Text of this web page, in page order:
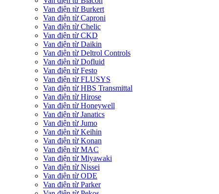
Van điện từ Burkert
Van điện từ Caproni
Van điện từ Chelic
Van điện từ CKD
Van điện từ Daikin
Van điện từ Deltrol Controls
Van điện từ Dofluid
Van điện từ Festo
Van điện từ FLUSYS
Van điện từ HBS Transmittal
Van điện từ Hirose
Van điện từ Honeywell
Van điện từ Janatics
Van điện từ Jumo
Van điện từ Keihin
Van điện từ Konan
Van điện từ MAC
Van điện từ Miyawaki
Van điện từ Nissei
Van điện từ ODE
Van điện từ Parker